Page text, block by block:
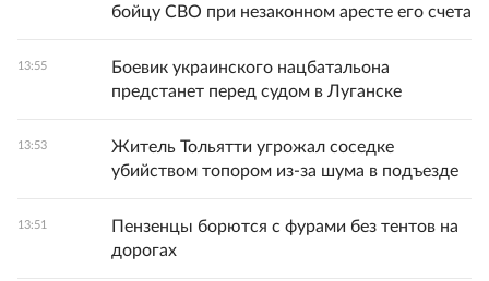
бойцу СВО при незаконном аресте его счета
13:55
Боевик украинского нацбатальона
предстанет перед судом в Луганске
13:53
Житель Тольятти угрожал соседке
убийством топором из-за шума в подъезде
13:51
Пензенцы борются с фурами без тентов на
дорогах